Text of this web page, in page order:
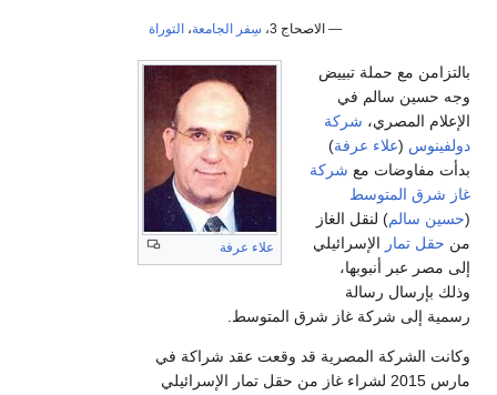
— الاصحاج 3، سِفر الجامعة، التوراة
علاء عرفة
بالتزامن مع حملة تبييض
وجه حسين سالم في
الإعلام المصري، شركة
دولفينوس (علاء عرفة)
بدأت مفاوضات مع شركة
غاز شرق المتوسط
(حسين سالم) لنقل الغاز
من حقل تمار الإسرائيلي
إلى مصر عبر أنبوبها،
وذلك بإرسال رسالة
رسمية إلى شركة غاز شرق المتوسط.
وكانت الشركة المصرية قد وقعت عقد شراكة في
مارس 2015 لشراء غاز من حقل تمار الإسرائيلي